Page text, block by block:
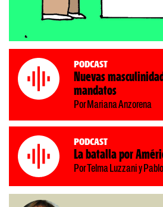
Podcast
Nuevas
mandatos
Por Mariana Anzorena
Podcast
La batalla por
Por Telma Luzzani y